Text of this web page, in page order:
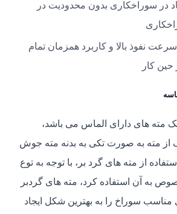
در سوراخکاری بدون محدودیت در
نفوذ بالا و کاربرد همزمان تمام
حین کار
مته های دارای الماس می باشد،
از مته به صورت تکی به بدنه مته جوش
از مته های گرد بر، با توجه به توع
به آن استفاده کرد، مته های گردبر
سوراخ را به بهترین شکل ایجاد